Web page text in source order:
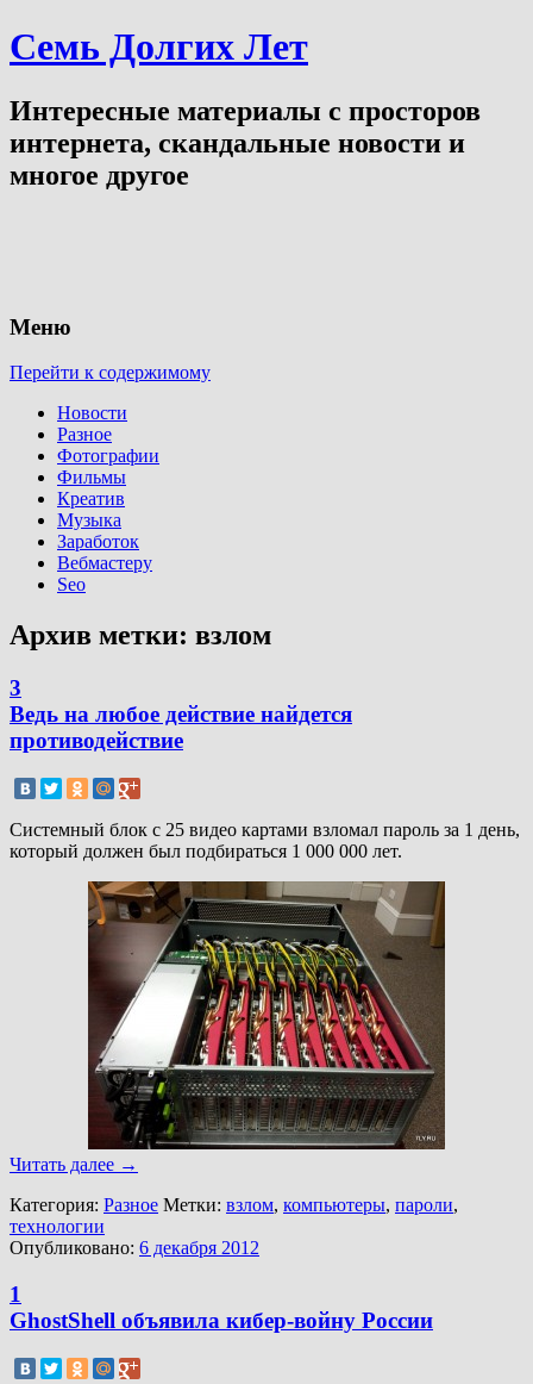
Семь Долгих Лет
Интересные материалы с просторов
интернета, скандальные новости и
многое другое
Меню
Перейти к содержимому
Новости
Разное
Фотографии
Фильмы
Креатив
Музыка
Заработок
Вебмастеру
Seo
Архив метки: взлом
3
Ведь на любое действие найдется
противодействие
Системный блок с 25 видео картами взломал пароль за 1 день,
который должен был подбираться 1 000 000 лет.
Читать далее →
Категория: Разное Метки: взлом, компьютеры, пароли,
технологии
Опубликовано: 6 декабря 2012
1
GhostShell объявила кибер-войну России